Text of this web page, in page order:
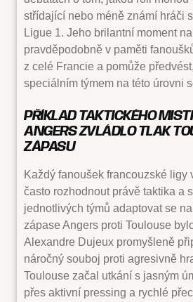
střídající nebo méně známí hráči
Ligue 1. Jeho brilantní moment
pravděpodobně v paměti
z celé Francie a pomůže
speciálním týmem na této úrovni
PŘÍKLAD TAKTICKÉHO
ANGERS ZVLÁDLO TLAK
ZÁPASU
Každý fanoušek francouzské ligy
často rozhodnout právě taktika a
jednotlivých týmů adaptovat se
zápase Angers proti Toulouse
Alexandre Dujeux promyšleně
náročný souboj proti agresivně
Toulouse začal utkání s jasným
přes aktivní pressing a rychlé